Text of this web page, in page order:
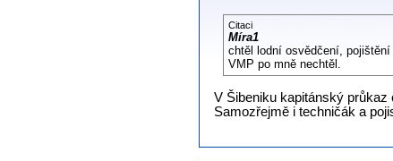
Citaci
Míra1
chtěl lodní osvědčení,
VMP po mně nechtěl.
V Šibeniku kapitánský průkaz
Samozřejmě i techničák a